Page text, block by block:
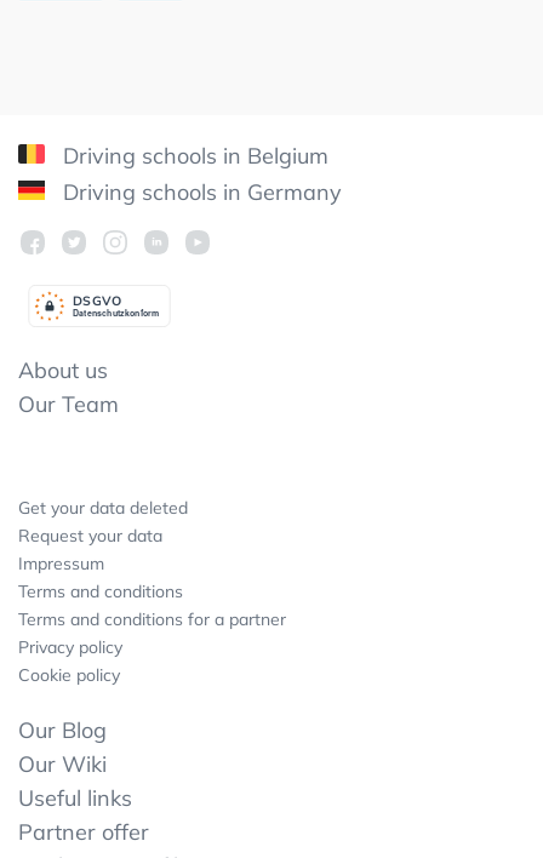
Driving schools in Belgium
Driving schools in Germany
Datenschutzkonform
DSGVO
About us
Our Team
Get your data deleted
Request your data
Impressum
Terms and conditions
Terms and conditions for a partner
Privacy policy
Cookie policy
Our Blog
Our Wiki
Useful links
Partner offer